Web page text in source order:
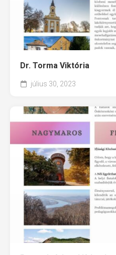
Dr. Torma Viktória
július 30, 2023